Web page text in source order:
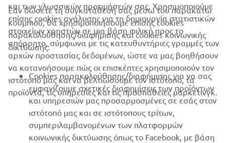
ΕΤΑΙΡΕΊΑ
B2B
ΠΕΡΙΣΣΌΤΕΡΑ YAMAHA
SUPPORT
και των γλωσσικών προτιμήσεών σας. Χρησιμοποιούμε
επίσης cookies ανάλυσης για τη δημιουργία στατιστικών
στοιχείων χρηστών σε μια βάση φιλική προς το
απόρρητο, σύμφωνα με τις κατευθυντήριες γραμμές των
αρχών προστασίας δεδομένων, ώστε να μας βοηθήσουν
να κατανοήσουμε πώς οι επισκέπτες χρησιμοποιούν τον
ιστότοπό μας και να βελτιώσουμε τον ιστότοπο, τα
προϊόντα, τις υπηρεσίες και τις προσπάθειες μάρκετινγκ.
Εάν δώσετε τη συγκατάθεσή σας μέσω του παρακάτω
κουμπιού, θα χρησιμοποιήσουμε επίσης cookies
παρακολούθησης/διαφήμισης και cookies κοινωνικής
δικτύωσης:
Cookies παρακολούθησης/διαφήμισης για να σας
εμφανίζουμε σχετικές διαφημίσεις των προϊόντων
και υπηρεσιών μας προσαρμοσμένες σε εσάς στον
ιστότοπό μας και σε ιστότοπους τρίτων,
συμπεριλαμβανομένων των πλατφορμών
κοινωνικής δικτύωσης όπως το Facebook, με βάση